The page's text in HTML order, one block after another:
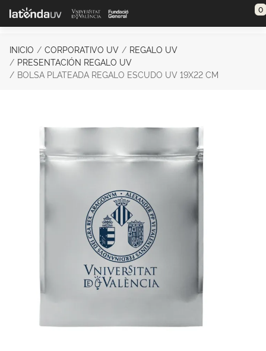
Saltar al contenido principal 0
INICIO CORPORATIVO UV
REGALO UV
PRESENTACIÓN REGALO UV
BOLSA PLATEADA REGALO ESCUDO UV 19X22 CM